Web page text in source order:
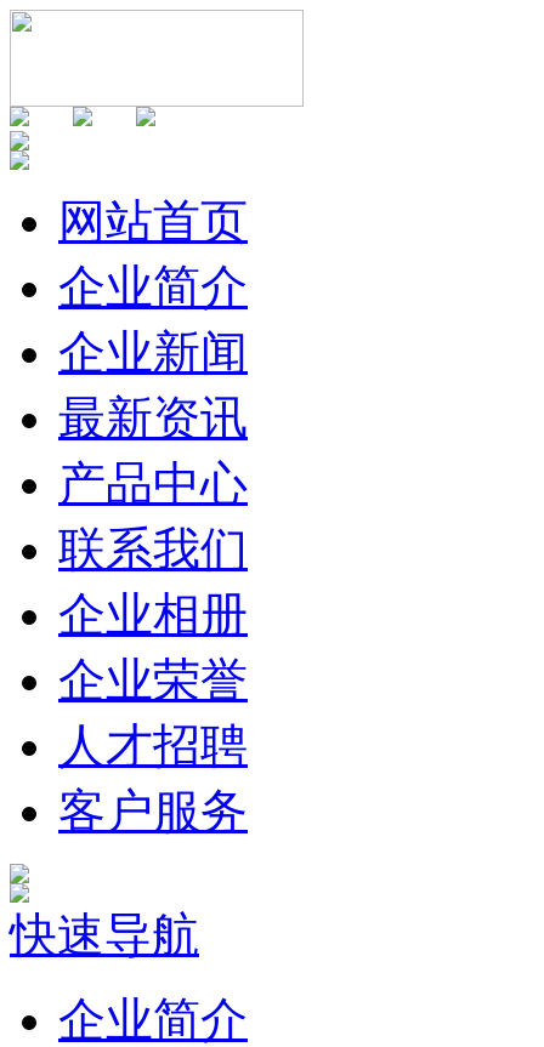
网站首页
企业简介
企业新闻
最新资讯
产品中心
联系我们
企业相册
企业荣誉
人才招聘
客户服务
快速导航
企业简介